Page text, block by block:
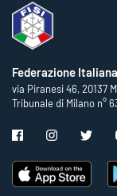
Federazione
via Piranesi 46, 20137
Tribunale di Milano n°